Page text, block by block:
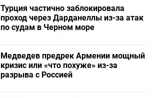
Турция частично заблокировала
проход через Дарданеллы из-за атак
по судам в Черном море
Медведев предрек Армении мощный
кризис или «что похуже» из-за
разрыва с Россией